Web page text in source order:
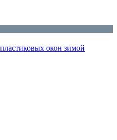
окон зимой